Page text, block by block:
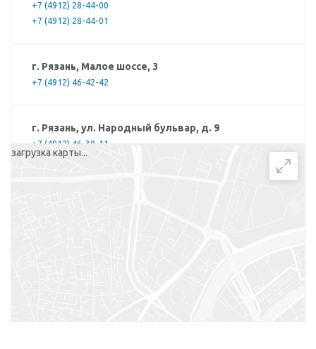
+7 (4912) 28-44-00
+7 (4912) 28-44-01
г. Рязань, Малое шоссе, 3
+7 (4912) 46-42-42
г. Рязань, ул. Народный бульвар, д. 9
+7 (4912) 46-30-11
загрузка карты...